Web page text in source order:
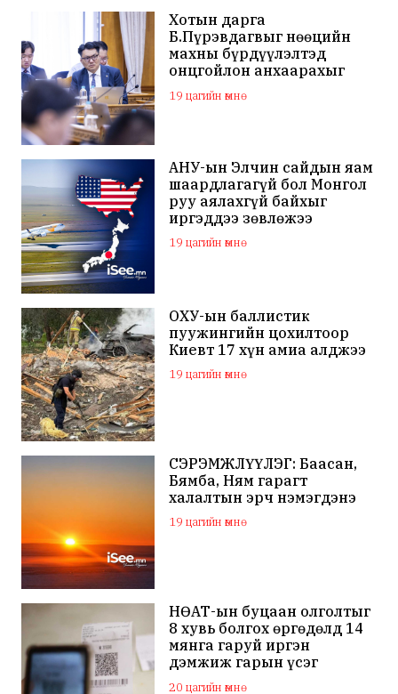
Хотын дарга
Б.Пүрэвдагвыг нөөцийн
махны бүрдүүлэлтэд
онцгойлон анхаарахыг
үүрэг болголоо
19 цагийн өмнө
АНУ-ын Элчин сайдын яам
шаардлагагүй бол Монгол
руу аялахгүй байхыг
иргэддээ зөвлөжээ
19 цагийн өмнө
ОХУ-ын баллистик
пуужингийн цохилтоор
Киевт 17 хүн амиа алджээ
19 цагийн өмнө
СЭРЭМЖЛҮҮЛЭГ: Баасан,
Бямба, Ням гарагт
халалтын эрч нэмэгдэнэ
19 цагийн өмнө
НӨАТ-ын буцаан олголтыг
8 хувь болгох өргөдөлд 14
мянга гаруй иргэн
дэмжиж гарын үсэг
зуржээ
20 цагийн өмнө